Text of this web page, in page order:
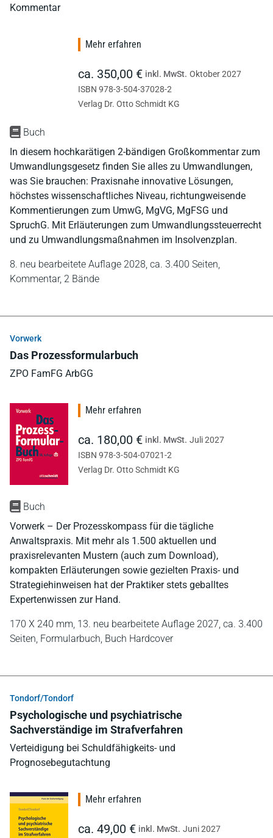
Kommentar
Buch
In diesem hochkarätigen 2-bändigen Großkommentar zum
Umwandlungsgesetz finden Sie alles zu Umwandlungen,
was Sie brauchen: Praxisnahe innovative Lösungen,
höchstes wissenschaftliches Niveau, richtungweisende
Kommentierungen zum UmwG, MgVG, MgFSG und
SpruchG. Mit Erläuterungen zum Umwandlungssteuerrecht
und zu Umwandlungsmaßnahmen im Insolvenzplan.
8. neu bearbeitete Auflage 2028, ca. 3.400 Seiten,
Kommentar, 2 Bände
Mehr erfahren
ca. 350,00 € inkl. MwSt. Oktober 2027
ISBN 978-3-504-37028-2
Verlag Dr. Otto Schmidt KG
Vorwerk
Das Prozessformularbuch
ZPO FamFG ArbGG
Buch
Vorwerk – Der Prozesskompass für die tägliche
Anwaltspraxis. Mit mehr als 1.500 aktuellen und
praxisrelevanten Mustern (auch zum Download),
kompakten Erläuterungen sowie gezielten Praxis- und
Strategiehinweisen hat der Praktiker stets geballtes
Expertenwissen zur Hand.
170 X 240 mm, 13. neu bearbeitete Auflage 2027, ca. 3.400
Seiten, Formularbuch, Buch Hardcover
Mehr erfahren
ca. 180,00 € inkl. MwSt. Juli 2027
ISBN 978-3-504-07021-2
Verlag Dr. Otto Schmidt KG
Tondorf/Tondorf
Psychologische und psychiatrische
Sachverständige im Strafverfahren
Verteidigung bei Schuldfähigkeits- und
Prognosebegutachtung
Mehr erfahren
ca. 49,00 € inkl. MwSt. Juni 2027